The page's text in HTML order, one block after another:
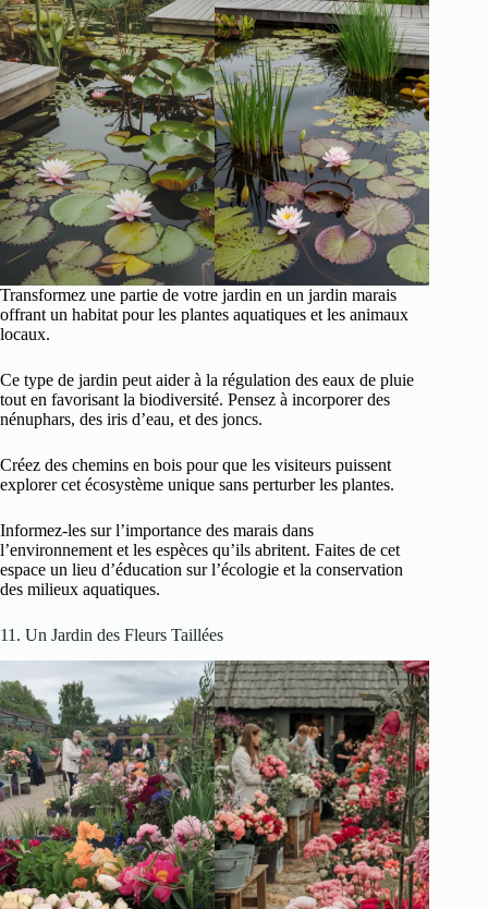
Transformez une partie de votre jardin en un jardin marais
offrant un habitat pour les plantes aquatiques et les animaux
locaux.
Ce type de jardin peut aider à la régulation des eaux de pluie
tout en favorisant la biodiversité. Pensez à incorporer des
nénuphars, des iris d’eau, et des joncs.
Créez des chemins en bois pour que les visiteurs puissent
explorer cet écosystème unique sans perturber les plantes.
Informez-les sur l’importance des marais dans
l’environnement et les espèces qu’ils abritent. Faites de cet
espace un lieu d’éducation sur l’écologie et la conservation
des milieux aquatiques.
11. Un Jardin des Fleurs Taillées